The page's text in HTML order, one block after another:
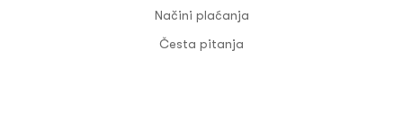
Načini plaćanja
Česta pitanja